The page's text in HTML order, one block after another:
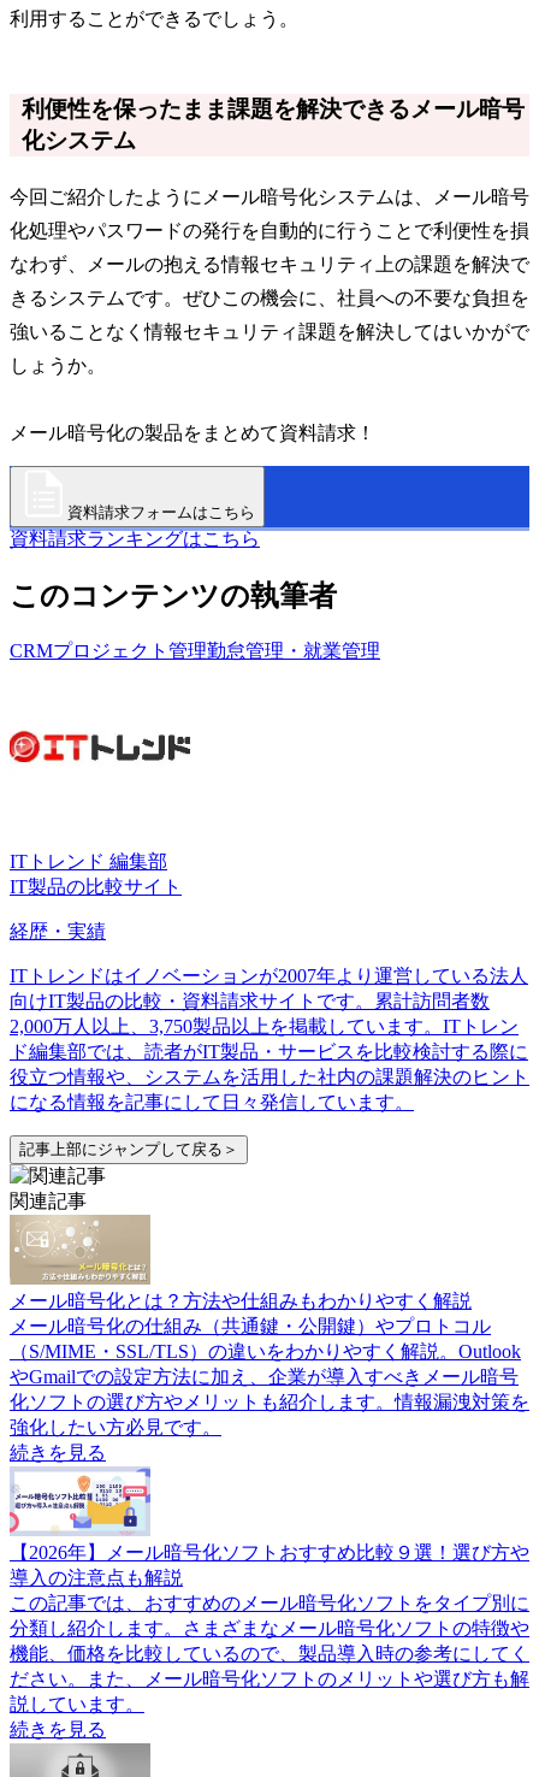
利用することができるでしょう。
利便性を保ったまま課題を解決できるメール暗号
化システム
今回ご紹介したようにメール暗号化システムは、メール暗号
化処理やパスワードの発行を自動的に行うことで利便性を損
なわず、メールの抱える情報セキュリティ上の課題を解決で
きるシステムです。ぜひこの機会に、社員への不要な負担を
強いることなく情報セキュリティ課題を解決してはいかがで
しょうか。
メール暗号化の製品をまとめて資料請求！
資料請求フォームはこちら
資料請求ランキングはこちら
このコンテンツの執筆者
CRMプロジェクト管理勤怠管理・就業管理
ITトレンド 編集部
IT製品の比較サイト
経歴・実績
ITトレンドはイノベーションが2007年より運営している法人
向けIT製品の比較・資料請求サイトです。累計訪問者数
2,000万人以上、3,750製品以上を掲載しています。ITトレン
ド編集部では、読者がIT製品・サービスを比較検討する際に
役立つ情報や、システムを活用した社内の課題解決のヒント
になる情報を記事にして日々発信しています。
記事上部にジャンプして戻る＞
関連記事
メール暗号化とは？方法や仕組みもわかりやすく解説
メール暗号化の仕組み（共通鍵・公開鍵）やプロトコル
（S/MIME・SSL/TLS）の違いをわかりやすく解説。Outlook
やGmailでの設定方法に加え、企業が導入すべきメール暗号
化ソフトの選び方やメリットも紹介します。情報漏洩対策を
強化したい方必見です。
続きを見る
【2026年】メール暗号化ソフトおすすめ比較９選！選び方や
導入の注意点も解説
この記事では、おすすめのメール暗号化ソフトをタイプ別に
分類し紹介します。さまざまなメール暗号化ソフトの特徴や
機能、価格を比較しているので、製品導入時の参考にしてく
ださい。また、メール暗号化ソフトのメリットや選び方も解
説しています。
続きを見る